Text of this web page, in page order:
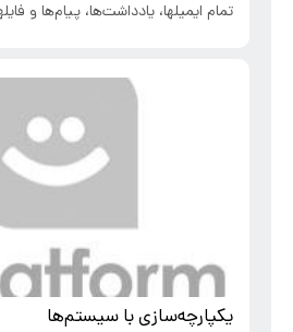
تمام ایمیلها، یادداشت‌ها، پیام‌ها و
یکپارچه‌سازی با سیستم‌ها